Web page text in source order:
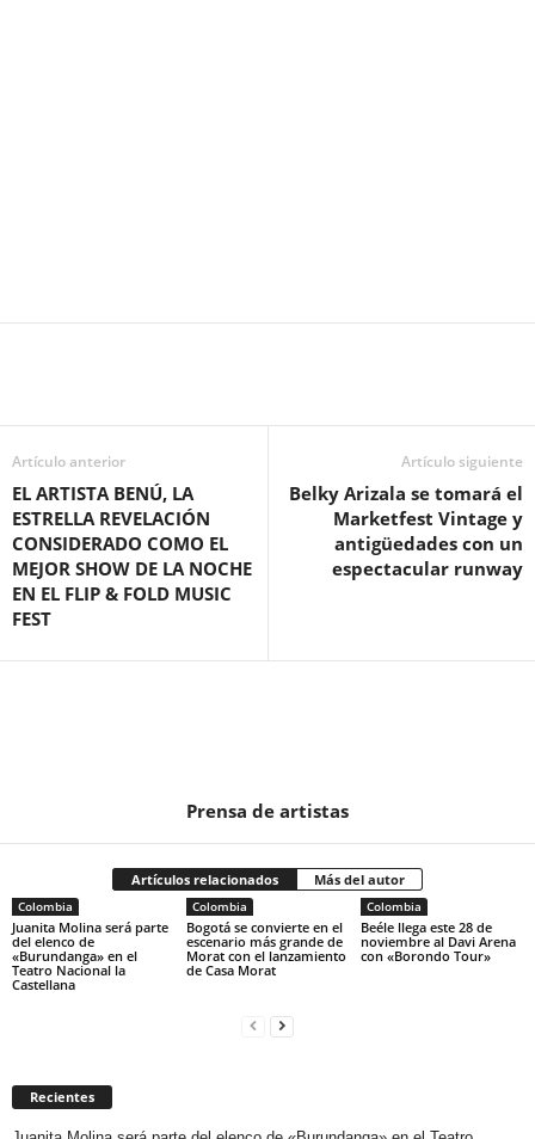
Artículo anterior
EL ARTISTA BENÚ, LA
ESTRELLA REVELACIÓN
CONSIDERADO COMO EL
MEJOR SHOW DE LA NOCHE
EN EL FLIP & FOLD MUSIC
FEST
Artículo siguiente
Belky Arizala se tomará el
Marketfest Vintage y
antigüedades con un
espectacular runway
Prensa de artistas
Artículos relacionados Más del autor
Colombia
Juanita Molina será parte
del elenco de
«Burundanga» en el
Teatro Nacional la
Castellana
Colombia
Bogotá se convierte en el
escenario más grande de
Morat con el lanzamiento
de Casa Morat
Colombia
Beéle llega este 28 de
noviembre al Davi Arena
con «Borondo Tour»
Recientes